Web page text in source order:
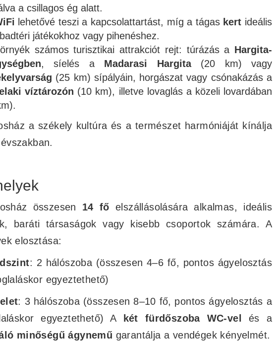
a csillagos ég alatt.
lehetővé teszi a kapcsolattartást, míg a tágas kert ideális
játékokhoz vagy pihenéshez.
számos turisztikai attrakciót rejt: túrázás a Hargita-
, síelés a Madarasi Hargita(20 km) vagy
(25 km) sípályáin, horgászat vagy csónakázás a
víztározón (10 km), illetve lovaglás a közeli lovardában
a székely kultúra és a természet harmóniáját kínálja
összesen 14 fő elszállásolására alkalmas, ideális
baráti társaságok vagy kisebb csoportok számára. A
elosztása:
: 2 hálószoba (összesen 4–6 fő, pontos ágyelosztás
egyeztethető)
: 3 hálószoba (összesen 8–10 fő, pontos ágyelosztás a
egyeztethető) A
két fürdőszoba WC-vel
és a
minőségű ágynemű garantálja a vendégek kényelmét.